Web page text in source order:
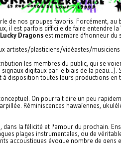
de nos groupes favoris. Forcément,
il est parfois difficile de faire entendre
Lucky Dragons est membre d'honneur du
artistes/plasticiens/vidéastes/
les membres du public, qui se
digitaux par le biais de la
disposition toutes leurs productions
On pourrait dire un peu
Réminiscences hawaïennes,
la félicité et l'amour du prochain.
plages instrumentales, ou de
accoustiques évoque nombre de